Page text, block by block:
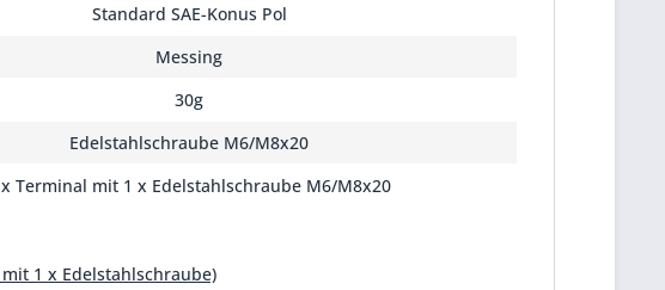
Standard SAE-Konus Pol
Messing
30g
Edelstahlschraube M6/M8x20
Terminal mit 1 x Edelstahlschraube M6/M8x20
1 x Edelstahlschraube)